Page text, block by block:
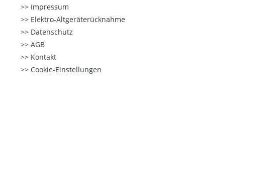
Impressum
Elektro-Altgeräterücknahme
Datenschutz
AGB
Kontakt
Cookie-Einstellungen